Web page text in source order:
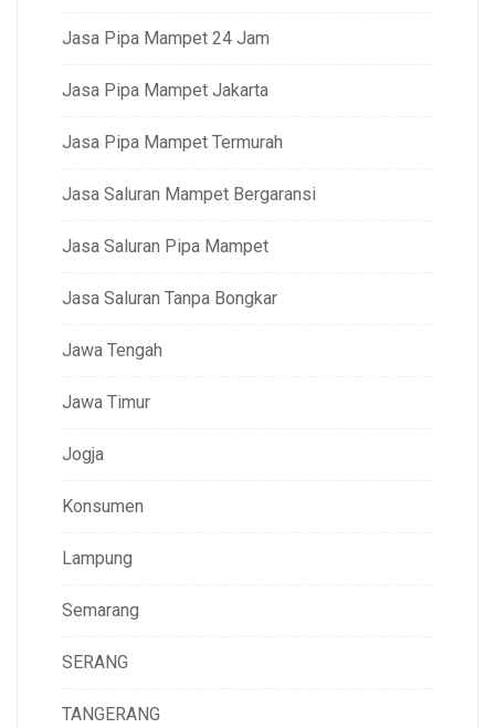
Jasa Pipa Mampet 24 Jam
Jasa Pipa Mampet Jakarta
Jasa Pipa Mampet Termurah
Jasa Saluran Mampet Bergaransi
Jasa Saluran Pipa Mampet
Jasa Saluran Tanpa Bongkar
Jawa Tengah
Jawa Timur
Jogja
Konsumen
Lampung
Semarang
SERANG
TANGERANG